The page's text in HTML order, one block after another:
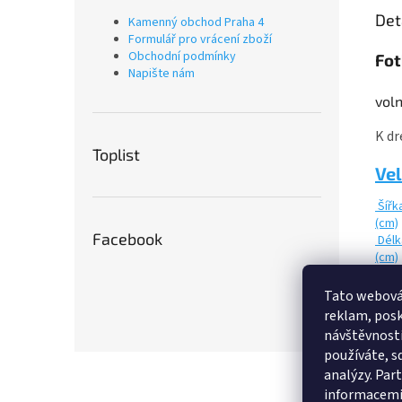
Tato
reklam,
používáte,
analýzy.
Kamenný obchod Praha 4
Formulář pro vrácení zboží
Obchodní podmínky
Napište nám
Toplist
Facebook
K
(cm)
(cm)
(cm)